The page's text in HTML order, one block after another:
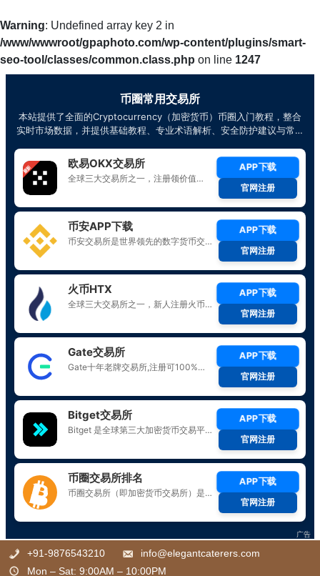
Warning: Undefined array key 2 in
/www/wwwroot/gpaphoto.com/wp-content/plugins/smart-
seo-tool/classes/common.class.php on line 1247
Skip
+91-9876543210
info@elegantcaterers.com
Mon – Sat: 9:00AM – 10:00PM